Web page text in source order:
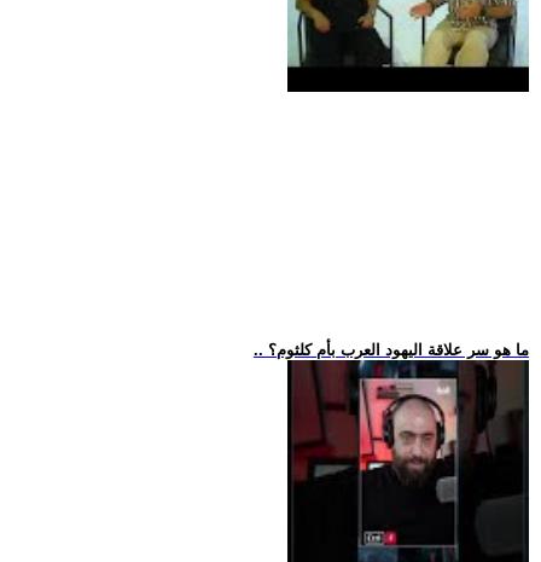
.. ما هو سر علاقة اليهود العرب بأم كلثوم؟